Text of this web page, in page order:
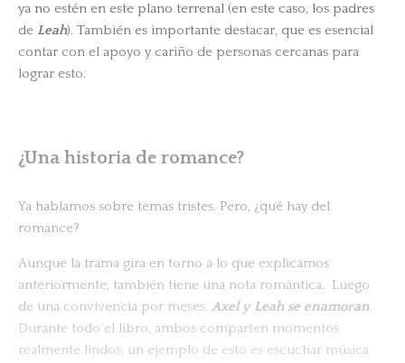
ya no estén en este plano terrenal (en este caso, los padres
de Leah). También es importante destacar, que es esencial
contar con el apoyo y cariño de personas cercanas para
lograr esto.
¿Una historia de romance?
Ya hablamos sobre temas tristes. Pero, ¿qué hay del
romance?
Aunque la trama gira en torno a lo que explicamos
anteriormente, también tiene una nota romántica. Luego
de una convivencia por meses, Axel y Leah se enamoran.
Durante todo el libro, ambos comparten momentos
realmente lindos, un ejemplo de esto es escuchar música